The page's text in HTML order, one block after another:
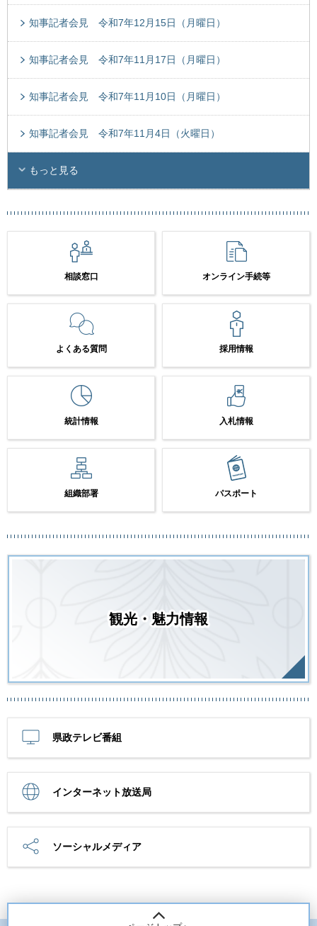
知事記者会見 令和7年12月15日（月曜日）
知事記者会見 令和7年11月17日（月曜日）
知事記者会見 令和7年11月10日（月曜日）
知事記者会見 令和7年11月4日（火曜日）
もっと見る
相談窓口 オンライン手続等
よくある質問 採用情報
統計情報 入札情報
組織部署 パスポート
観光・魅力情報
県政テレビ番組
インターネット放送局
ソーシャルメディア